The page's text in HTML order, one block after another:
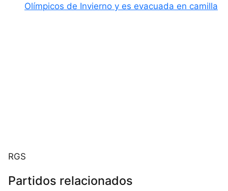
Olímpicos de Invierno y es evacuada en camilla
RGS
Partidos relacionados